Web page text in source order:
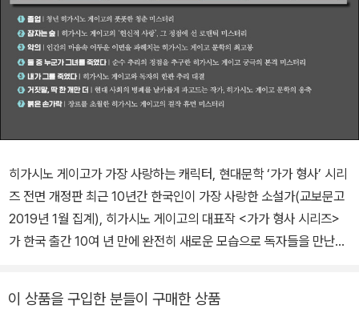
히가시노 게이고가 가장 사랑하는 캐릭터, 현대문학 ‘가가 형사’ 시리
즈 전면 개정판 최근 10년간 한국인이 가장 사랑한 소설가(교보문고
2019년 1월 집계), 히가시노 게이고의 대표작 <가가 형사 시리즈>
가 한국 출간 10여 년 만에 완전히 새로운 모습으로 독자들을 만난다.
사 가가 교이치로. ‘가가 형사’는 시리즈 캐릭터 사용을 최대한 자제하
이 상품을 구입한 분들이 구매한 상품